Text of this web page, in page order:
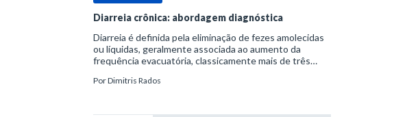
Diarreia crônica: abordagem diagnóstica
Diarreia é definida pela eliminação de fezes amolecidas
ou líquidas, geralmente associada ao aumento da
frequência evacuatória, classicamente mais de três
prática, a consistência das fezes costuma s
PorDimitris Rados